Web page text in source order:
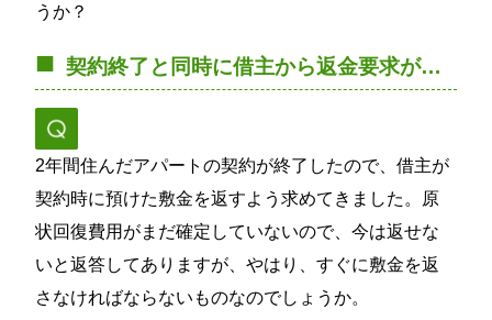
うか？
契約終了と同時に借主から返金要求が…
2年間住んだアパートの契約が終了したので、借主が
契約時に預けた敷金を返すよう求めてきました。原
状回復費用がまだ確定していないので、今は返せな
いと返答してありますが、やはり、すぐに敷金を返
さなければならないものなのでしょうか。